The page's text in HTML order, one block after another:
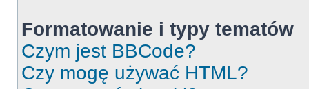
Formatowanie i typy tematów
Czym jest BBCode?
Czy mogę używać HTML?